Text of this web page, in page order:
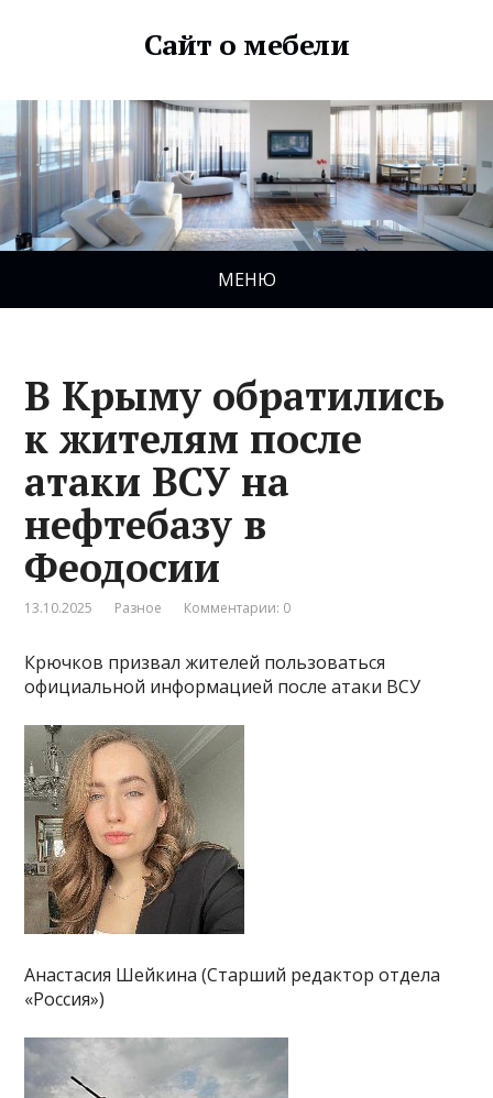
Сайт о мебели
МЕНЮ
В Крыму обратились
к жителям после
атаки ВСУ на
нефтебазу в
Феодосии
13.10.2025 Разное Комментарии: 0
Крючков призвал жителей пользоваться
официальной информацией после атаки ВСУ
Анастасия Шейкина (Старший редактор отдела
«Россия»)